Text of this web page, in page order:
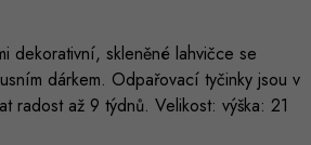
dekorativní, skleněné lahvičce se
dárkem. Odpařovací tyčinky jsou v
radost až 9 týdnů. Velikost: výška: 21